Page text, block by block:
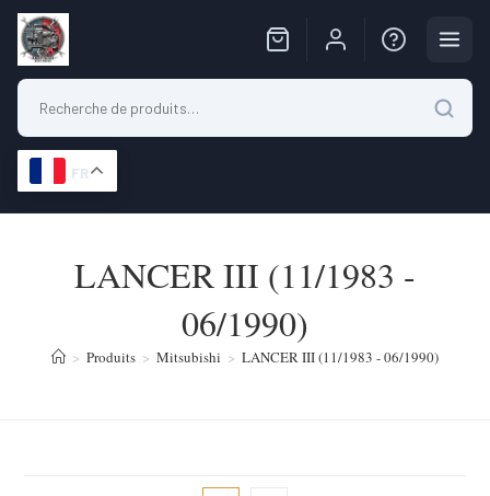
FR
LANCER III (11/1983 -
06/1990)
> Produits > Mitsubishi > LANCER III (11/1983 - 06/1990)